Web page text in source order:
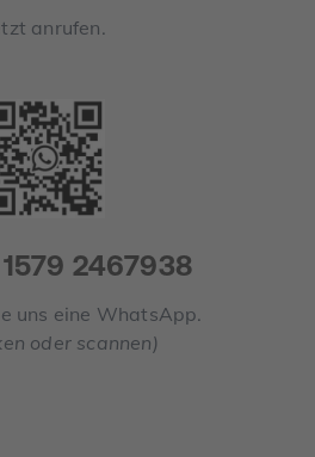
anrufen.
2467938
uns eine WhatsApp.
oder scannen)